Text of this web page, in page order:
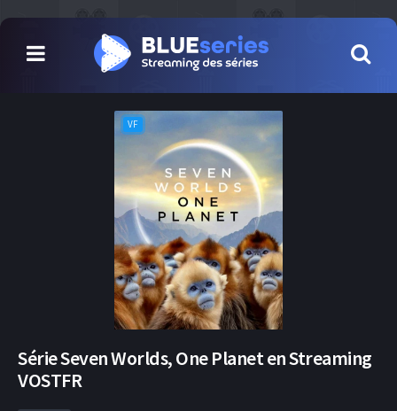
VF
Série Seven Worlds, One Planet en Streaming
VOSTFR